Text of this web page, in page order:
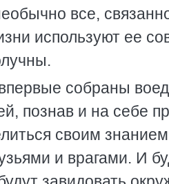
все,
используют ее
впервые собраны
познав и на себе
своим
и врагами. И